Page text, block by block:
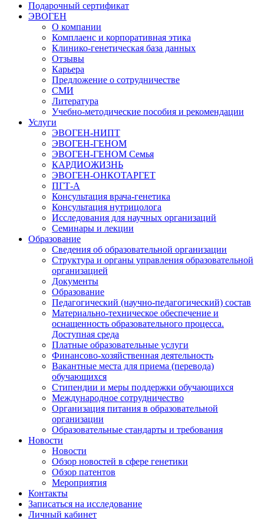
Подарочный сертификат
ЭВОГЕН
О компании
Комплаенс и корпоративная этика
Клинико-генетическая база данных
Отзывы
Карьера
Предложение о сотрудничестве
СМИ
Литература
Учебно-методические пособия и рекомендации
Услуги
ЭВОГЕН-НИПТ
ЭВОГЕН-ГЕНОМ
ЭВОГЕН-ГЕНОМ Семья
КАРДИОЖИЗНЬ
ЭВОГЕН-ОНКОТАРГЕТ
ПГТ-А
Консультация врача-генетика
Консультация нутрицолога
Исследования для научных организаций
Семинары и лекции
Образование
Сведения об образовательной организации
Структура и органы управления образовательной
организацией
Документы
Образование
Педагогический (научно-педагогический) состав
Материально-техническое обеспечение и
оснащенность образовательного процесса.
Доступная среда
Платные образовательные услуги
Финансово-хозяйственная деятельность
Вакантные места для приема (перевода)
обучающихся
Стипендии и меры поддержки обучающихся
Международное сотрудничество
Организация питания в образовательной
организации
Образовательные стандарты и требования
Новости
Новости
Обзор новостей в сфере генетики
Обзор патентов
Мероприятия
Контакты
Записаться на исследование
Личный кабинет